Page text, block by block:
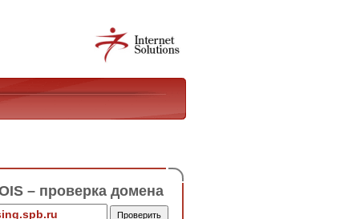
– проверка домена